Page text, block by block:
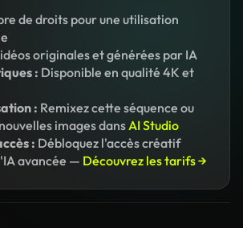
de droits pour une utilisation
originales et générées par IA
: Disponible en qualité 4K et
: Remixez cette séquence ou
images dansAI Studio
: Débloquez l'accès créatif
avancée — Découvrez les tarifs →